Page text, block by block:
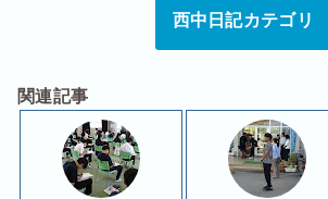
西中日記カテゴリ
関連記事